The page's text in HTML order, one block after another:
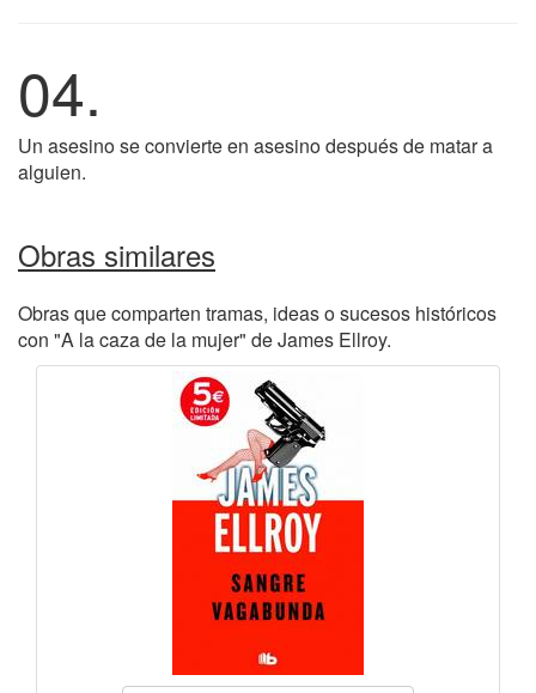
04.
Un asesino se convierte en asesino después de matar a
alguien.
Obras similares
Obras que comparten tramas, ideas o sucesos históricos
con "A la caza de la mujer" de James Ellroy.